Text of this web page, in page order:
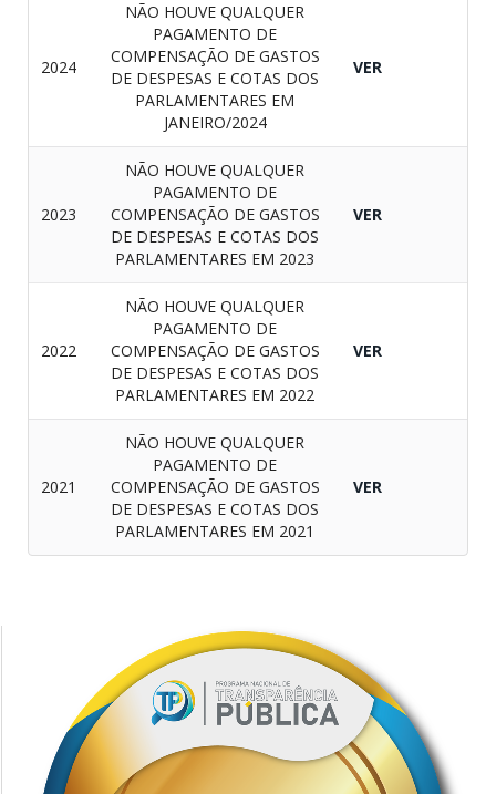
2024
NÃO HOUVE QUALQUER
PAGAMENTO DE
COMPENSAÇÃO DE GASTOS
DE DESPESAS E COTAS DOS
PARLAMENTARES EM
JANEIRO/2024
VER
2023
NÃO HOUVE QUALQUER
PAGAMENTO DE
COMPENSAÇÃO DE GASTOS
DE DESPESAS E COTAS DOS
PARLAMENTARES EM 2023
VER
2022
NÃO HOUVE QUALQUER
PAGAMENTO DE
COMPENSAÇÃO DE GASTOS
DE DESPESAS E COTAS DOS
PARLAMENTARES EM 2022
VER
2021
NÃO HOUVE QUALQUER
PAGAMENTO DE
COMPENSAÇÃO DE GASTOS
DE DESPESAS E COTAS DOS
PARLAMENTARES EM 2021
VER